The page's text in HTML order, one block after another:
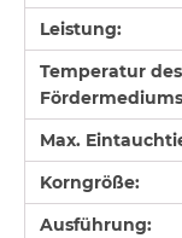
Leistung:
Temperatur des
Max.
Korngröße:
Ausführung: